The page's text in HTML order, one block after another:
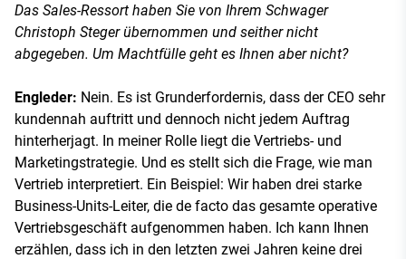
Das Sales-Ressort haben Sie von Ihrem Schwager
Christoph Steger übernommen und seither nicht
abgegeben. Um Machtfülle geht es Ihnen aber nicht?
Engleder: Nein. Es ist Grunderfordernis, dass der CEO sehr
kundennah auftritt und dennoch nicht jedem Auftrag
hinterherjagt. In meiner Rolle liegt die Vertriebs- und
Marketingstrategie. Und es stellt sich die Frage, wie man
Vertrieb interpretiert. Ein Beispiel: Wir haben drei starke
Business-Units-Leiter, die de facto das gesamte operative
Vertriebsgeschäft aufgenommen haben. Ich kann Ihnen
erzählen, dass ich in den letzten zwei Jahren keine drei